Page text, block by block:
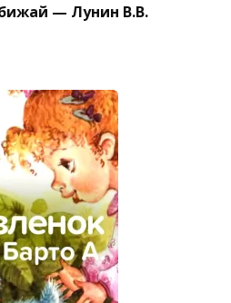
— Лунин В.В.